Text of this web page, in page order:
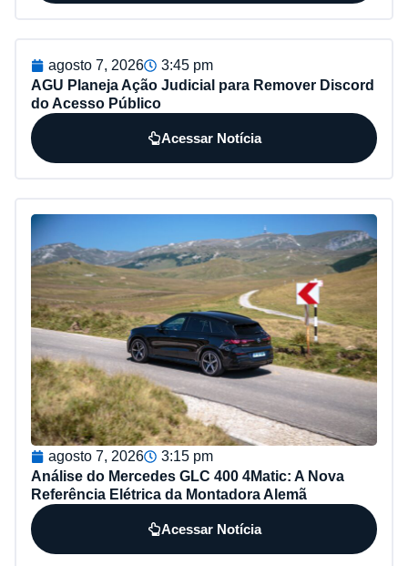
agosto 7, 2026
3:45 pm
AGU Planeja Ação Judicial para Remover Discord
do Acesso Público
Acessar Notícia
agosto 7, 2026
3:15 pm
Análise do Mercedes GLC 400 4Matic: A Nova
Referência Elétrica da Montadora Alemã
Acessar Notícia